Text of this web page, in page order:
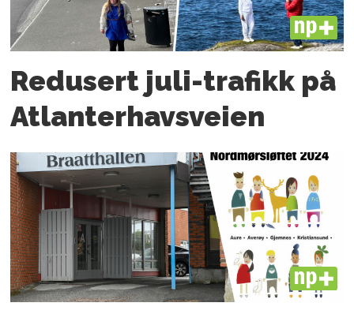
PLUS
Redusert juli-trafikk på
Atlanter­havsveien
PLUS